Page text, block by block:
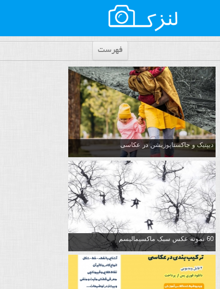
فهرست
دیپتیک و جاکستا‌پوزیشن در عکاسی
60 نمونه عکس سبک ماکسیمالیسم